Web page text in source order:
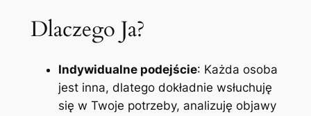
Dlaczego Ja?
Indywidualne podejście: Każda osoba
jest inna, dlatego dokładnie wsłuchuję
się w Twoje potrzeby, analizuję objawy